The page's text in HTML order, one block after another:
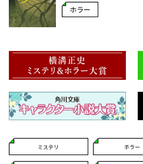
ホラー
ミステリ ホラー